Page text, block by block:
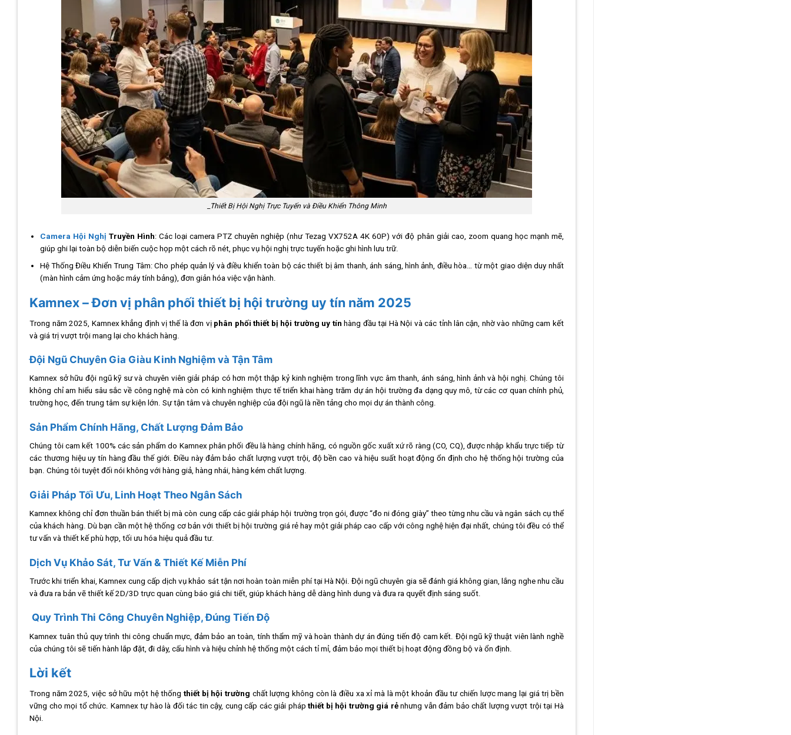
_Thiết Bị Hội Nghị Trực Tuyến và Điều Khiển Thông Minh
Camera Hội Nghị Truyền Hình:Các loại camera PTZ chuyên nghiệp (nhưTezag VX752A 4K 60P) với độ phân giải cao, zoom quang học mạnh mẽ,
giúp ghi lại toàn bộ diễn biến cuộc họp một cách rõ nét, phục vụ hội nghị trực tuyến hoặc ghi hình lưu trữ.
Hệ Thống Điều Khiển Trung Tâm:Cho phép quản lý và điều khiển toàn bộ các thiết bị âm thanh, ánh sáng, hình ảnh, điều hòa… từ một giao diện duy nhất
(màn hình cảm ứng hoặc máy tính bảng), đơn giản hóa việc vận hành.
Kamnex – Đơn vị phân phối thiết bị hội trường uy tín năm 2025
Trong năm 2025, Kamnex khẳng định vị thế là đơn vị phân phối thiết bị hội trường uy tín hàng đầu tại Hà Nội và các tỉnh lân cận, nhờ vào những cam kết
và giá trị vượt trội mang lại cho khách hàng.
Đội Ngũ Chuyên Gia Giàu Kinh Nghiệm và Tận Tâm
Kamnex sở hữu đội ngũ kỹ sư và chuyên viên giải pháp có hơn một thập kỷ kinh nghiệm trong lĩnh vực âm thanh, ánh sáng, hình ảnh và hội nghị. Chúng tôi
không chỉ am hiểu sâu sắc về công nghệ mà còn có kinh nghiệm thực tế triển khai hàng trăm dự án hội trường đa dạng quy mô, từ các cơ quan chính phủ,
trường học, đến trung tâm sự kiện lớn. Sự tận tâm và chuyên nghiệp của đội ngũ là nền tảng cho mọi dự án thành công.
Sản Phẩm Chính Hãng, Chất Lượng Đảm Bảo
Chúng tôi cam kết 100% các sản phẩm do Kamnex phân phối đều là hàng chính hãng, có nguồn gốc xuất xứ rõ ràng (CO, CQ), được nhập khẩu trực tiếp từ
các thương hiệu uy tín hàng đầu thế giới. Điều này đảm bảo chất lượng vượt trội, độ bền cao và hiệu suất hoạt động ổn định cho hệ thống hội trường của
bạn. Chúng tôi tuyệt đối nói không với hàng giả, hàng nhái, hàng kém chất lượng.
Giải Pháp Tối Ưu, Linh Hoạt Theo Ngân Sách
Kamnex không chỉ đơn thuần bán thiết bị mà còn cung cấp các giải pháp hội trường trọn gói, được “đo ni đóng giày” theo từng nhu cầu và ngân sách cụ thể
của khách hàng. Dù bạn cần một hệ thống cơ bản với thiết bị hội trường giá rẻ hay một giải pháp cao cấp với công nghệ hiện đại nhất, chúng tôi đều có thể
tư vấn và thiết kế phù hợp, tối ưu hóa hiệu quả đầu tư.
Dịch Vụ Khảo Sát, Tư Vấn & Thiết Kế Miễn Phí
Trước khi triển khai, Kamnex cung cấp dịch vụ khảo sát tận nơi hoàn toàn miễn phí tại Hà Nội. Đội ngũ chuyên gia sẽ đánh giá không gian, lắng nghe nhu cầu
và đưa ra bản vẽ thiết kế 2D/3D trực quan cùng báo giá chi tiết, giúp khách hàng dễ dàng hình dung và đưa ra quyết định sáng suốt.
Quy Trình Thi Công Chuyên Nghiệp, Đúng Tiến Độ
Kamnex tuân thủ quy trình thi công chuẩn mực, đảm bảo an toàn, tính thẩm mỹ và hoàn thành dự án đúng tiến độ cam kết. Đội ngũ kỹ thuật viên lành nghề
của chúng tôi sẽ tiến hành lắp đặt, đi dây, cấu hình và hiệu chỉnh hệ thống một cách tỉ mỉ, đảm bảo mọi thiết bị hoạt động đồng bộ và ổn định.
Lời kết
Trong năm 2025, việc sở hữu một hệ thốngthiết bị hội trường chất lượng không còn là điều xa xỉ mà là một khoản đầu tư chiến lược mang lại giá trị bền
vững cho mọi tổ chức. Kamnex tự hào là đối tác tin cậy, cung cấp các giải phápthiết bị hội trường giá rẻnhưng vẫn đảm bảo chất lượng vượt trội tại Hà
Nội.